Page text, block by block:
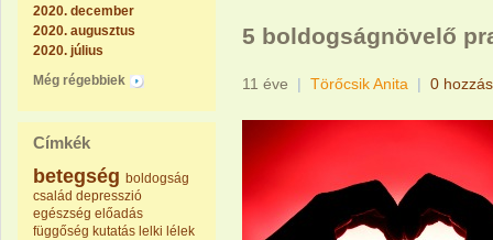
2020. december
2020. augusztus
2020. július
Még régebbiek
Címkék
betegség boldogság
család depresszió
egészség előadás
függőség kutatás lelki lélek
5 boldogságnövelő
11 éve | Törőcsik Anita | 0